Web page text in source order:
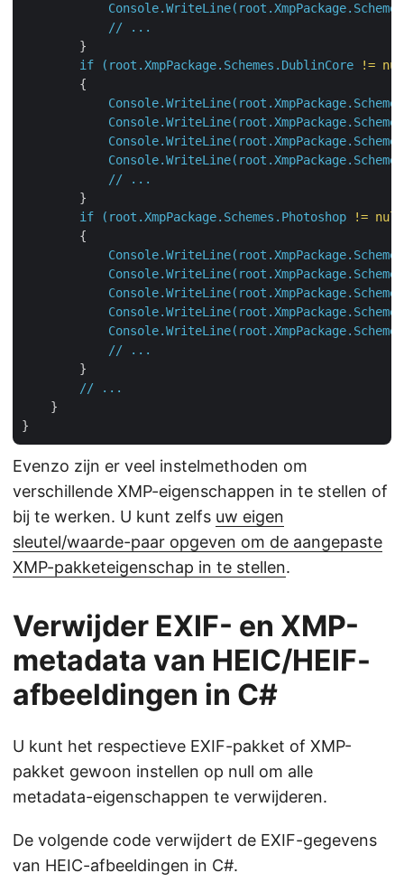
//
...
        }
if
(root.XmpPackage.Schemes.DublinCore !=
        {
//
...
        }
if
(root.XmpPackage.Schemes.Photoshop != null
        {
//
...
        }
//
...
    }
Evenzo zijn er veel instelmethoden om
verschillende XMP-eigenschappen in te stellen of
bij te werken. U kunt zelfs uw eigen
sleutel/waarde-paar opgeven om de aangepaste
XMP-pakketeigenschap in te stellen.
Verwijder EXIF- en XMP-
metadata van HEIC/HEIF-
afbeeldingen in C#
U kunt het respectieve EXIF-pakket of XMP-
pakket gewoon instellen op null om alle
metadata-eigenschappen te verwijderen.
De volgende code verwijdert de EXIF-gegevens
van HEIC-afbeeldingen in C#.